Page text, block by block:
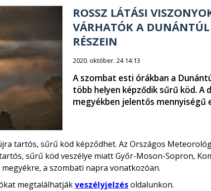
ROSSZ LÁTÁSI
VÁRHATÓK A DUNÁNTÚL
RÉSZEIN
2020. október. 24 14:13
A szombat esti órákban a
több helyen képződik sűrű köd. A
megyékben jelentős mennyiségű
tartós, sűrű köd képződhet. Az Országos
sűrű köd veszélye miatt Győr-Moson-Sopron,
a szombati napra vonatkozóan.
megtalálhatjákveszélyjelzésoldalunkon.